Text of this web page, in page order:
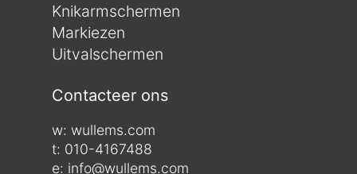
Knikarmschermen
Markiezen
Uitvalschermen
Contacteer ons
w: wullems.com
t: 010-4167488
e: info@wullems.com